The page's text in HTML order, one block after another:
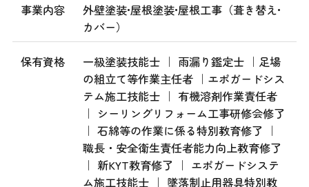
事業内容
外壁塗装•屋根塗装•屋根工事（葺き替え•
カバー）
保有資格
一級塗装技能士 ｜ 雨漏り鑑定士 ｜足場
の組立て等作業主任者 ｜エポガードシス
テム施工技能士 ｜ 有機溶剤作業責任者
｜ シーリングリフォーム工事研修会修了
｜ 石綿等の作業に係る特別教育修了 ｜
職長・安全衛生責任者能力向上教育修了
｜ 新KYT教育修了 ｜ エポガードシステ
ム施工技能士 ｜ 墜落制止用器具特別教